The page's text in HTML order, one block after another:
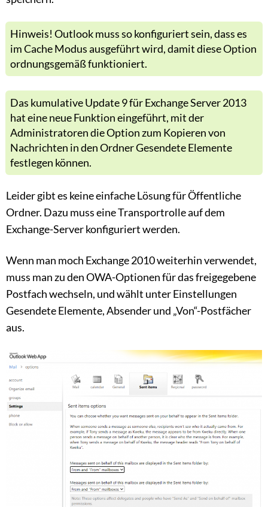
Hinweis! Outlook muss so konfiguriert sein, dass es
im Cache Modus ausgeführt wird, damit diese Option
ordnungsgemäß funktioniert.
Das kumulative Update 9 für Exchange Server 2013
hat eine neue Funktion eingeführt, mit der
Administratoren die Option zum Kopieren von
Nachrichten in den Ordner Gesendete Elemente
festlegen können.
Leider gibt es keine einfache Lösung für Öffentliche
Ordner. Dazu muss eine Transportrolle auf dem
Exchange-Server konfiguriert werden.
Wenn man moch Exchange 2010 weiterhin verwendet,
muss man zu den OWA-Optionen für das freigegebene
Postfach wechseln, und wählt unter Einstellungen
Gesendete Elemente, Absender und „Von“-Postfächer
aus.